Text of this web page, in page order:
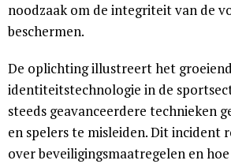
noodzaak om de integriteit van de
beschermen.
De oplichting illustreert het
identiteitstechnologie in de
steeds geavanceerdere technieken
en spelers te misleiden. Dit incident
over beveiligingsmaatregelen en